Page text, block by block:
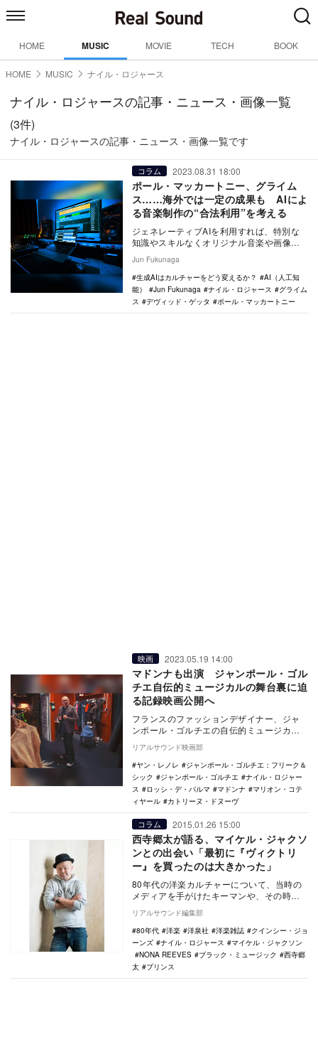
HOME MUSIC MOVIE TECH BOOK
HOME MUSIC ナイル・ロジャース
ナイル・ロジャースの記事・ニュース・画像一覧
(3件)
ナイル・ロジャースの記事・ニュース・画像一覧です
コラム 2023.08.31 18:00
ポール・マッカートニー、グライム
ス……海外では一定の成果も AIによ
る音楽制作の“合法利用”を考える
ジェネレーティブAIを利用すれば、特別な
知識やスキルなくオリジナル音楽や画像を
性への懸念…
Jun Fukunaga
生成AIはカルチャーをどう変えるか？
AI（人工知
能）
Jun Fukunaga ナイル・ロジャース
グライム
ス
デヴィッド・ゲッタ ポール・マッカートニー
映画 2023.05.19 14:00
マドンナも出演 ジャンポール・ゴル
チエ自伝的ミュージカルの舞台裏に迫
る記録映画公開へ
フランスのファッションデザイナー、ジャ
ンポール・ゴルチエの自伝的ミュージカル
『ファッション・フリーク・ショー』の舞
台裏に追ったド…
リアルサウンド映画部
ヤン・レノレ
ジャンポール・ゴルチエ：フリーク＆
シック
ジャンポール・ゴルチエ
ナイル・ロジャー
ス
ロッシ・デ・パルマ マドンナ
マリオン・コテ
ィヤール
カトリーヌ・ドヌーヴ
コラム 2015.01.26 15:00
西寺郷太が語る、マイケル・ジャクソ
ンとの出会い「最初に『ヴィクトリ
ー』を買ったのは大きかった」
80年代の洋楽カルチャーについて、当時の
メディアを手がけたキーマンや、その時期
に青春をすごしたミュージシャンたちの証
言を中心に、…
リアルサウンド編集部
80年代
洋楽 洋泉社 洋楽雑誌
クインシー・ジョ
ーンズ
ナイル・ロジャース
マイケル・ジャクソン
NONA REEVES
ブラック・ミュージック
西寺郷
太
プリンス